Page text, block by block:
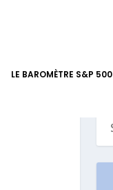
LE BAROMÈTRE S&P 500